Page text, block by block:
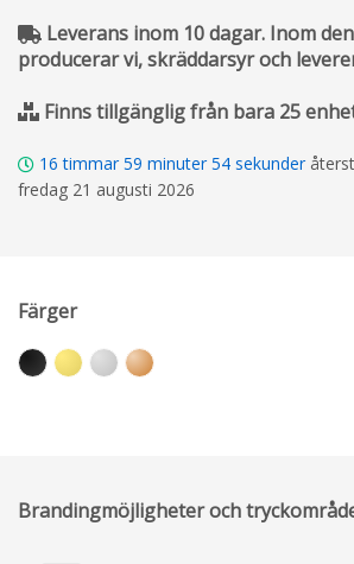
Leverans inom 10 dagar. Inom
producerar vi, skräddarsyr och
Finns tillgänglig från bara 25
16 timmar 59 minuter 53 sekunder
fredag 21 augusti 2026
Färger
Brandingmöjligheter och